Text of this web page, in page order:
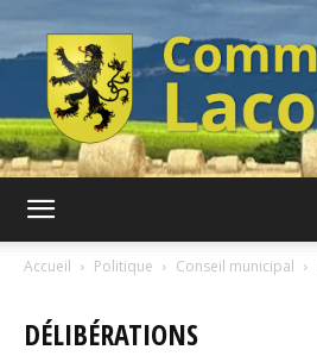
Accueil Politique Conseil municipal
DÉLIBÉRATIONS